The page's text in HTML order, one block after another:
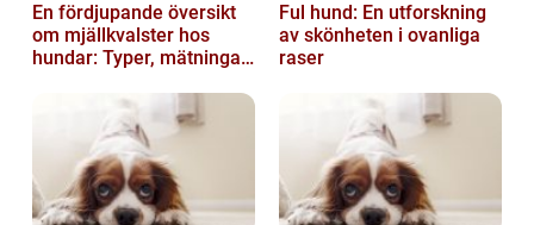
En fördjupande översikt
om mjällkvalster hos
hundar: Typer, mätningar
Ful hund: En utforskning
av skönheten i ovanliga
raser